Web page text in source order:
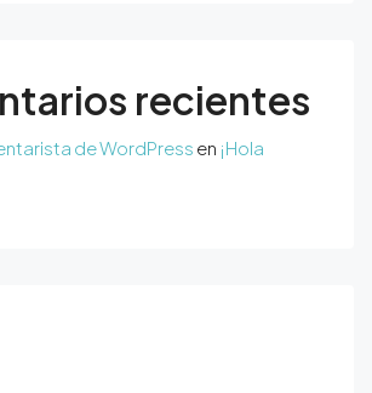
recientes
de WordPress en ¡Hola